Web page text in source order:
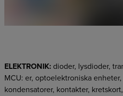
ELEKTRONIK:dioder, lysdioder,
MCU: er, optoelektroniska
kondensatorer, kontakter,